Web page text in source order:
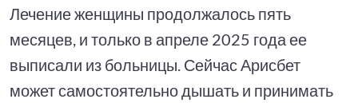
Лечение женщины продолжалось пять
месяцев, и только в апреле 2025 года ее
выписали из больницы. Сейчас Арисбет
может самостоятельно дышать и принимать